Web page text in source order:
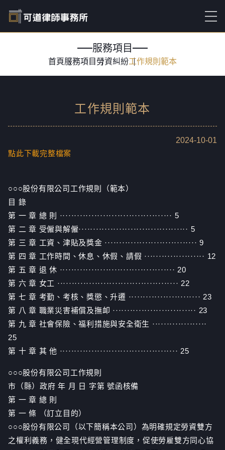
服務項目
首頁服務項目 勞資糾紛工作規則範本
工作規則範本
2024-10-01
點此下載完整檔案
○○○股份有限公司工作規則（範本）
目 錄
第 一 章 總 則 ······································· 5
第 二 章 受僱與解僱······································ 5
第 三 章 工資、津貼及獎金 ································ 9
第 四 章 工作時間、休息、休假、請假 ····················· 12
第 五 章 退 休 ········································ 20
第 六 章 女工 ·········································· 22
第 七 章 考勤、考核、獎懲、升遷 ························· 23
第 八 章 職業災害補償及撫卹 ····························· 23
第 九 章 社會保險、福利措施與安全衛生 ···················
25
第 十 章 其 他 ········································· 25
○○○股份有限公司工作規則
市（縣）政府 年 月 日 字第 號函核備
第 一 章 總 則
第 一 條 （訂立目的）
○○○股份有限公司（以下簡稱本公司）為明確規定勞資雙方
之權利義務，健全現代經營管理制度，促使勞雇雙方同心協